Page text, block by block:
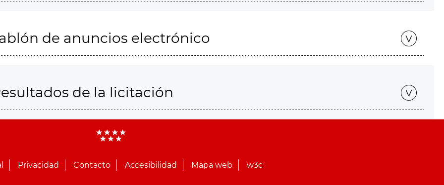
de anuncios electrónico
de la licitación
Privacidad Contacto Accesibilidad Mapa web w3c